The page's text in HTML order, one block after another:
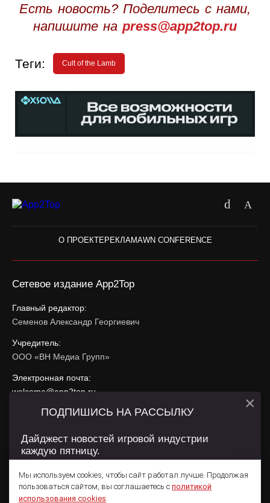
Есть новость? Поделитесь с нами,
напишите на press@app2top.ru
Теги: Cult of the Lamb
О ПРОЕКТЕРЕКЛАМАWN CONFERENCE
Сетевое издание App2Top
Главный редактор:
Семенов Александр Георгиевич
Учредитель:
ООО «ВН Медиа Групп»
Электронная почта:
welcome@app2top.ru
При использовании материалов активная ссылка на
Сайт использует IP адреса, cookie, данные геолокации
использования содержатся вПолитике конфиденциальностии
Пользовательском соглашении .
Мы используем cookies, чтобы сайт работал лучше. Продолжая
пользоваться сайтом, вы соглашаетесь с политикой
использования cookies.
ПОДПИШИСЬ НА РАССЫЛКУ
Дайджест новостей игровой индустрии
каждую пятницу.
×